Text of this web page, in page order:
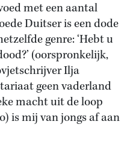
Zoek
met een aantal
Duitser is een dode
genre: ‘Hebt u
(oorspronkelijk,
Ilja
geen vaderland
macht uit de loop
is mij van jongs af aan